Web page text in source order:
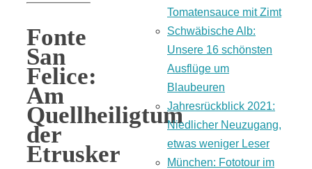
Fonte
San
Felice:
Am
Quellheiligtum
der
Etrusker
Tomatensauce mit Zimt
Schwäbische Alb:
Unsere 16 schönsten
Ausflüge um
Blaubeuren
Jahresrückblick 2021:
Niedlicher Neuzugang,
etwas weniger Leser
München: Fototour im